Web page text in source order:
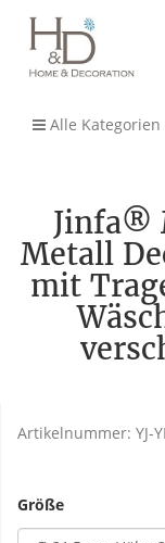
Alle Kategorien
Jinfa®
Metall
mit
Artikelnummer: YJ-
Größe